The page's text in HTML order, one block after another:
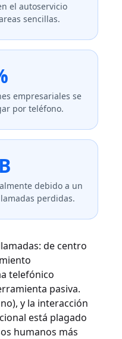
el autoservicio
sencillas.
empresariales se
por teléfono.
debido a un
perdidas.
de centro
telefónico
pasiva.
y la interacción
está plagado
humanos más